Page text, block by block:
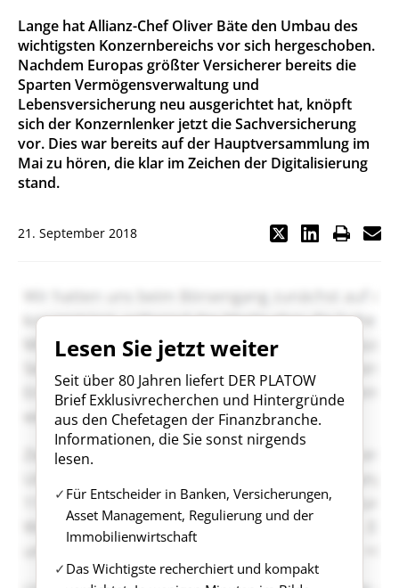
Lange hat Allianz-Chef Oliver Bäte den Umbau des
wichtigsten Konzernbereichs vor sich hergeschoben.
Nachdem Europas größter Versicherer bereits die
Sparten Vermögensverwaltung und
Lebensversicherung neu ausgerichtet hat, knöpft
sich der Konzernlenker jetzt die Sachversicherung
vor. Dies war bereits auf der Hauptversammlung im
Mai zu hören, die klar im Zeichen der Digitalisierung
stand.
21. September 2018
Lesen Sie jetzt weiter
Seit über 80 Jahren liefert DER PLATOW
Brief Exklusivrecherchen und Hintergründe
aus den Chefetagen der Finanzbranche.
Informationen, die Sie sonst nirgends
lesen.
Für Entscheider in Banken, Versicherungen,
Asset Management, Regulierung und der
Immobilienwirtschaft
Das Wichtigste recherchiert und kompakt